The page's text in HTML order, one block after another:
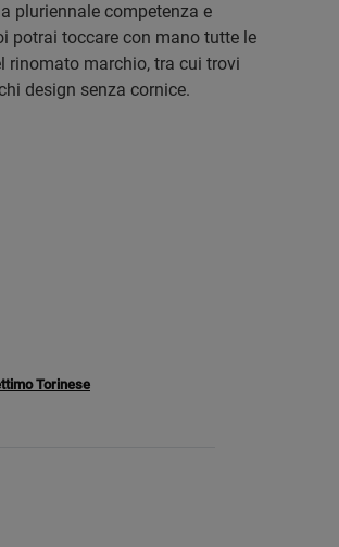
pluriennale competenza e
potrai toccare con mano tutte le
rinomato marchio, tra cui trovi
design senza cornice.
Torinese